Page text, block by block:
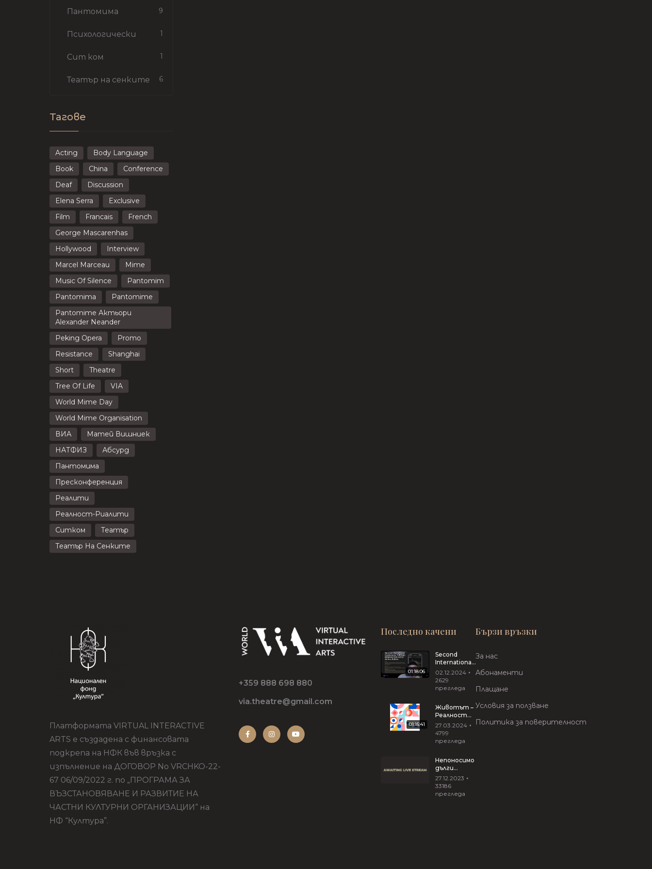
Пантомима 9
Психологически 1
Сит ком 1
Театър на сенките 6
Тагове
Acting
Body Language
Book
China
Conference
Deaf
Discussion
Elena Serra
Exclusive
Film
Francais
French
George Mascarenhas
Hollywood
Interview
Marcel Marceau
Mime
Music Of Silence
Pantomim
Pantomima
Pantomime
Pantomime Актьори
Alexander Neander
Peking Opera
Promo
Resistance
Shanghai
Short
Theatre
Tree Of Life
VIA
World Mime Day
World Mime Organisation
ВИА
Матей Вишниек
НАТФИЗ
Абсурд
Пантомима
Пресконференция
Реалити
Реалност-Риалити
Ситком
Театър
Театър На Сенките
Платформата VIRTUAL INTERACTIVE
ARTS е създадена с финансовата
подкрепа на НФК във връзка с
изпълнение на ДОГОВОР No VRCHKO-22-
67 06/09/2022 г. по „ПРОГРАМА ЗА
ВЪЗСТАНОВЯВАНЕ И РАЗВИТИЕ НА
ЧАСТНИ КУЛТУРНИ ОРГАНИЗАЦИИ“ на
НФ “Култура”.
+359 888 698 880
via.theatre@gmail.com
Последно качени
01:18:06
Second
International
Conference
“VIRTUAL
ARTS”
02.12.2024
2629
прегледа
01:15:41
Животът –
Реалност
Риалити
27.03.2024
27.03.2024
4799
прегледа
Непоносимо
дълги
прегръдки
от Иван
27.12.2023
33186
прегледа
Бързи връзки
За нас
Абонаменти
Плащане
Условия за ползване
Политика за поверителност